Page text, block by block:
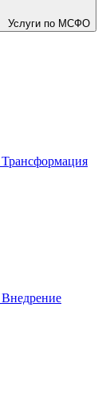
Услуги по МСФО
Трансформация
Внедрение